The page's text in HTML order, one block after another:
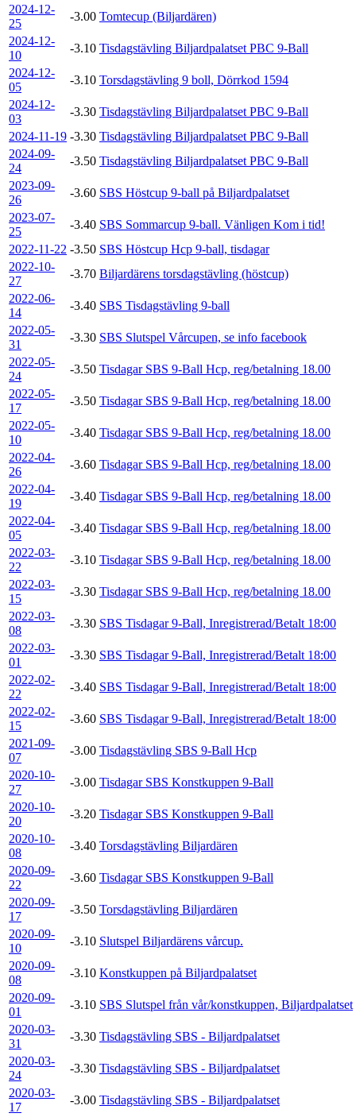
2024-12-
25
-3.00 Tomtecup (Biljardären)
2024-12-
10
-3.10 Tisdagstävling Biljardpalatset PBC 9-Ball
2024-12-
05
-3.10 Torsdagstävling 9 boll, Dörrkod 1594
2024-12-
03
-3.30 Tisdagstävling Biljardpalatset PBC 9-Ball
2024-11-19 -3.30 Tisdagstävling Biljardpalatset PBC 9-Ball
2024-09-
24
-3.50 Tisdagstävling Biljardpalatset PBC 9-Ball
2023-09-
26
-3.60 SBS Höstcup 9-ball på Biljardpalatset
2023-07-
25
-3.40 SBS Sommarcup 9-ball. Vänligen Kom i tid!
2022-11-22 -3.50 SBS Höstcup Hcp 9-ball, tisdagar
2022-10-
27
-3.70 Biljardärens torsdagstävling (höstcup)
2022-06-
14
-3.40 SBS Tisdagstävling 9-ball
2022-05-
31
-3.30 SBS Slutspel Vårcupen, se info facebook
2022-05-
24
-3.50 Tisdagar SBS 9-Ball Hcp, reg/betalning 18.00
2022-05-
17
-3.50 Tisdagar SBS 9-Ball Hcp, reg/betalning 18.00
2022-05-
10
-3.40 Tisdagar SBS 9-Ball Hcp, reg/betalning 18.00
2022-04-
26
-3.60 Tisdagar SBS 9-Ball Hcp, reg/betalning 18.00
2022-04-
19
-3.40 Tisdagar SBS 9-Ball Hcp, reg/betalning 18.00
2022-04-
05
-3.40 Tisdagar SBS 9-Ball Hcp, reg/betalning 18.00
2022-03-
22
-3.10 Tisdagar SBS 9-Ball Hcp, reg/betalning 18.00
2022-03-
15
-3.30 Tisdagar SBS 9-Ball Hcp, reg/betalning 18.00
2022-03-
08
-3.30 SBS Tisdagar 9-Ball, Inregistrerad/Betalt 18:00
2022-03-
01
-3.30 SBS Tisdagar 9-Ball, Inregistrerad/Betalt 18:00
2022-02-
22
-3.40 SBS Tisdagar 9-Ball, Inregistrerad/Betalt 18:00
2022-02-
15
-3.60 SBS Tisdagar 9-Ball, Inregistrerad/Betalt 18:00
2021-09-
07
-3.00 Tisdagstävling SBS 9-Ball Hcp
2020-10-
27
-3.00 Tisdagar SBS Konstkuppen 9-Ball
2020-10-
20
-3.20 Tisdagar SBS Konstkuppen 9-Ball
2020-10-
08
-3.40 Torsdagstävling Biljardären
2020-09-
22
-3.60 Tisdagar SBS Konstkuppen 9-Ball
2020-09-
17
-3.50 Torsdagstävling Biljardären
2020-09-
10
-3.10 Slutspel Biljardärens vårcup.
2020-09-
08
-3.10 Konstkuppen på Biljardpalatset
2020-09-
01
-3.10 SBS Slutspel från vår/konstkuppen, Biljardpalatset
2020-03-
31
-3.30 Tisdagstävling SBS - Biljardpalatset
2020-03-
24
-3.30 Tisdagstävling SBS - Biljardpalatset
2020-03-
17
-3.00 Tisdagstävling SBS - Biljardpalatset